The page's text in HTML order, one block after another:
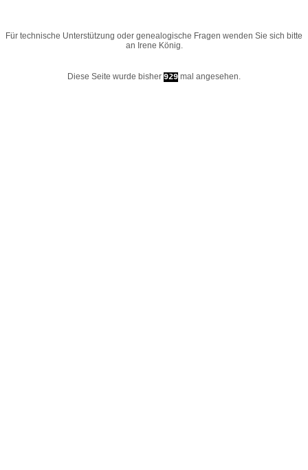
Für technische Unterstützung oder genealogische Fragen wenden Sie sich bitte
an Irene König.
Diese Seite wurde bisher 929 mal angesehen.